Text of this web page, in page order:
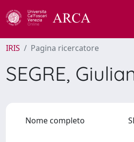
IRIS Pagina ricercatore
SEGRE,
Nome completo